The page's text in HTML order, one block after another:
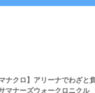
マナクロ】アリーナでわざと
マナーズウォークロニクル